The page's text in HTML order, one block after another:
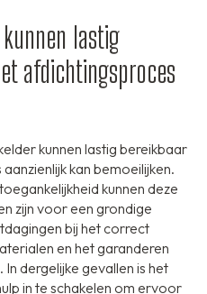
lastig
afdichtingsproces
kunnen lastig bereikbaar
kan bemoeilijken.
kunnen deze
zijn voor een grondige
bij het correct
en het garanderen
dergelijke gevallen is het
in te schakelen om ervoor